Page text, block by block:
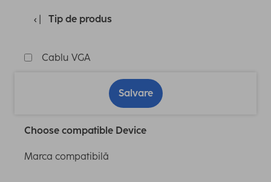
Tip de produs
Cablu VGA
Salvare
Choose compatible Device
Marca compatibilă